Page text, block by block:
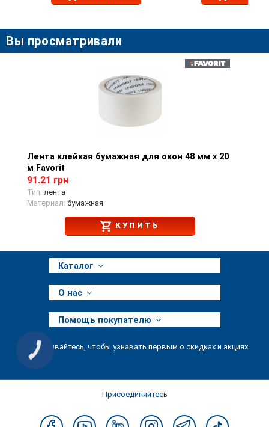
Вы просматривали
Просмотр товара
Лента клейкая бумажная для окон 48 мм х 20
м Favorit
91.21 грн
Тип: лента
Материал: бумажная
КУПИТЬ
Каталог
О нас
Помощь покупателю
Подписывайтесь, чтобы узнавать первым о скидках и акциях
Присоединяйтесь
КНОПКА
ЗВ'ЯЗКУ